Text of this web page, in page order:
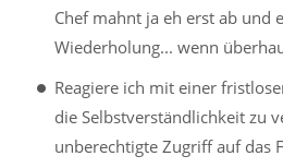
Chef mahnt ja eh erst ab und
Wiederholung... wenn
Reagiere ich mit einer
die Selbstverständlichkeit zu
unberechtigte Zugriff auf das